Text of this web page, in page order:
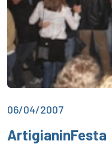
06/04/2007
ArtigianinFesta